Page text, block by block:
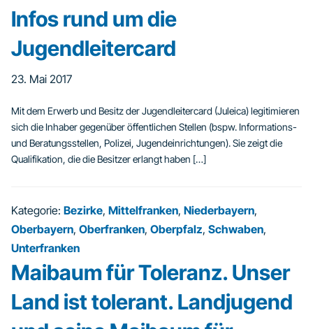
Infos rund um die
Jugendleitercard
23. Mai 2017
Mit dem Erwerb und Besitz der Jugendleitercard (Juleica) legitimieren
sich die Inhaber gegenüber öffentlichen Stellen (bspw. Informations-
und Beratungsstellen, Polizei, Jugendeinrichtungen). Sie zeigt die
Qualifikation, die die Besitzer erlangt haben […]
Kategorie: Bezirke, Mittelfranken, Niederbayern,
Oberbayern, Oberfranken, Oberpfalz, Schwaben,
Unterfranken
Maibaum für Toleranz. Unser
Land ist tolerant. Landjugend